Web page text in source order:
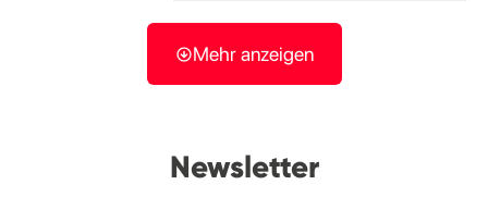
Mehr anzeigen
Newsletter